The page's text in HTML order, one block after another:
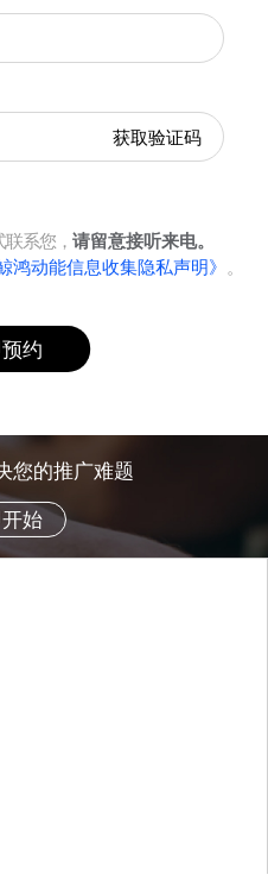
获取验证码
系您， 请留意接听来电。
鸿动能信息收集隐私声明》 。
约
您的推广难题
始